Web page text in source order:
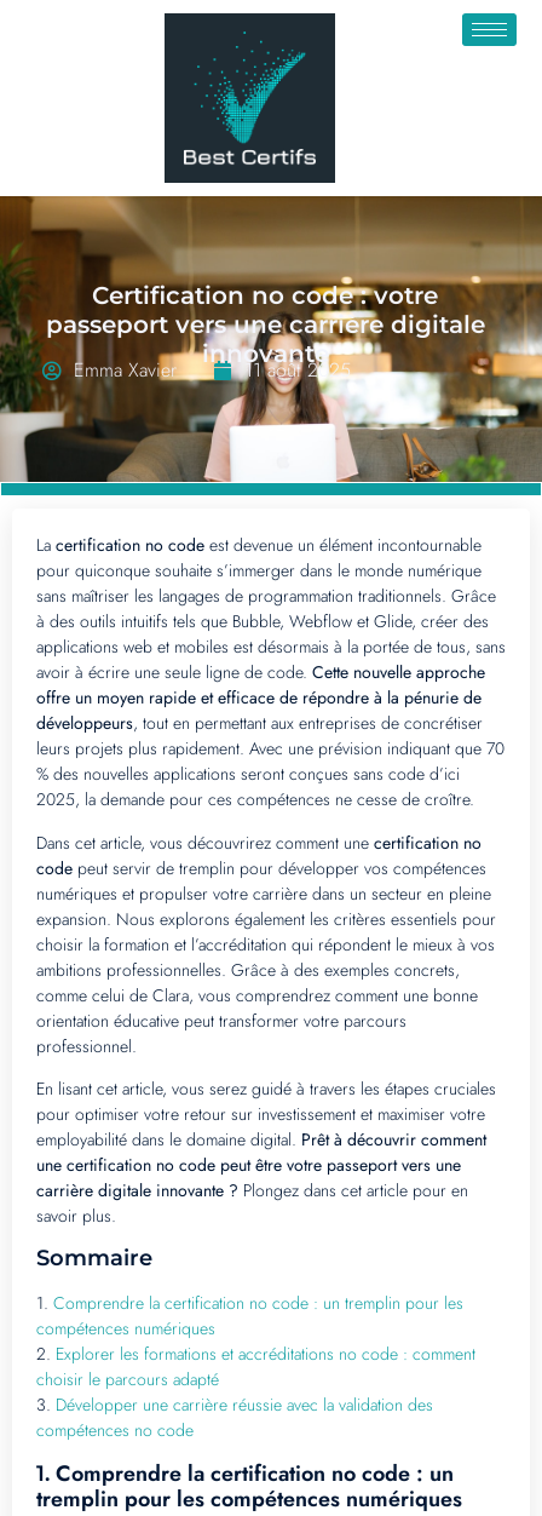
Certification no code : votre
passeport vers une carrière digitale
innovante
Emma Xavier 11 août 2025
La certification no code est devenue un élément incontournable
pour quiconque souhaite s’immerger dans le monde numérique
sans maîtriser les langages de programmation traditionnels. Grâce
à des outils intuitifs tels que Bubble, Webflow et Glide, créer des
applications web et mobiles est désormais à la portée de tous, sans
avoir à écrire une seule ligne de code. Cette nouvelle approche
offre un moyen rapide et efficace de répondre à la pénurie de
développeurs, tout en permettant aux entreprises de concrétiser
leurs projets plus rapidement. Avec une prévision indiquant que 70
% des nouvelles applications seront conçues sans code d’ici
2025, la demande pour ces compétences ne cesse de croître.
Dans cet article, vous découvrirez comment une certification no
code peut servir de tremplin pour développer vos compétences
numériques et propulser votre carrière dans un secteur en pleine
expansion. Nous explorons également les critères essentiels pour
choisir la formation et l’accréditation qui répondent le mieux à vos
ambitions professionnelles. Grâce à des exemples concrets,
comme celui de Clara, vous comprendrez comment une bonne
orientation éducative peut transformer votre parcours
professionnel.
En lisant cet article, vous serez guidé à travers les étapes cruciales
pour optimiser votre retour sur investissement et maximiser votre
employabilité dans le domaine digital. Prêt à découvrir comment
une certification no code peut être votre passeport vers une
carrière digitale innovante ? Plongez dans cet article pour en
savoir plus.
Sommaire
1. Comprendre la certification no code : un tremplin pour les
compétences numériques
2. Explorer les formations et accréditations no code : comment
choisir le parcours adapté
3. Développer une carrière réussie avec la validation des
compétences no code
1. Comprendre la certification no code : un
tremplin pour les compétences numériques